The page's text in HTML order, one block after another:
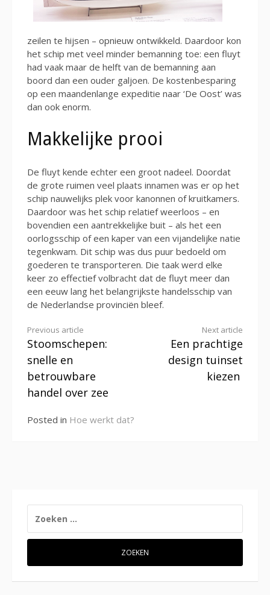
zeilen te hijsen – opnieuw ontwikkeld. Daardoor kon
het schip met veel minder bemanning toe: een fluyt
had vaak maar de helft van de bemanning aan
boord dan een ouder galjoen. De kostenbesparing
op een maandenlange expeditie naar ‘De Oost’ was
dan ook enorm.
Makkelijke prooi
De fluyt kende echter een groot nadeel. Doordat
de grote ruimen veel plaats innamen was er op het
schip nauwelijks plek voor kanonnen of kruitkamers.
Daardoor was het schip relatief weerloos – en
bovendien een aantrekkelijke buit – als het een
oorlogsschip of een kaper van een vijandelijke natie
tegenkwam. Dit schip was dus puur bedoeld om
goederen te transporteren. Die taak werd elke
keer zo effectief volbracht dat de fluyt meer dan
een eeuw lang het belangrijkste handelsschip van
de Nederlandse provinciën bleef.
Continue
Reading
Previous article
Stoomschepen:
snelle en
betrouwbare
handel over zee
Next article
Een prachtige
design tuinset
kiezen
Posted in Hoe werkt dat?
NAAR: